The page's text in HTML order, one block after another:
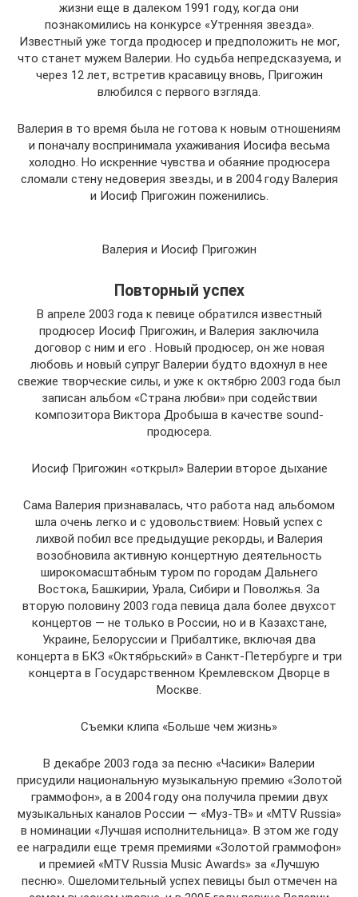
жизни еще в далеком 1991 году, когда они
познакомились на конкурсе «Утренняя звезда».
Известный уже тогда продюсер и предположить не мог,
что станет мужем Валерии. Но судьба непредсказуема, и
через 12 лет, встретив красавицу вновь, Пригожин
влюбился с первого взгляда.
Валерия в то время была не готова к новым отношениям
и поначалу воспринимала ухаживания Иосифа весьма
холодно. Но искренние чувства и обаяние продюсера
сломали стену недоверия звезды, и в 2004 году Валерия
и Иосиф Пригожин поженились.
Валерия и Иосиф Пригожин
Повторный успех
В апреле 2003 года к певице обратился известный
продюсер Иосиф Пригожин, и Валерия заключила
договор с ним и его . Новый продюсер, он же новая
любовь и новый супруг Валерии будто вдохнул в нее
свежие творческие силы, и уже к октябрю 2003 года был
записан альбом «Страна любви» при содействии
композитора Виктора Дробыша в качестве sound-
продюсера.
Иосиф Пригожин «открыл» Валерии второе дыхание
Сама Валерия признавалась, что работа над альбомом
шла очень легко и с удовольствием: Новый успех с
лихвой побил все предыдущие рекорды, и Валерия
возобновила активную концертную деятельность
широкомасштабным туром по городам Дальнего
Востока, Башкирии, Урала, Сибири и Поволжья. За
вторую половину 2003 года певица дала более двухсот
концертов — не только в России, но и в Казахстане,
Украине, Белоруссии и Прибалтике, включая два
концерта в БКЗ «Октябрьский» в Санкт-Петербурге и три
концерта в Государственном Кремлевском Дворце в
Москве.
Съемки клипа «Больше чем жизнь»
В декабре 2003 года за песню «Часики» Валерии
присудили национальную музыкальную премию «Золотой
граммофон», а в 2004 году она получила премии двух
музыкальных каналов России — «Муз-ТВ» и «MTV Russia»
в номинации «Лучшая исполнительница». В этом же году
ее наградили еще тремя премиями «Золотой граммофон»
и премией «MTV Russia Music Awards» за «Лучшую
песню». Ошеломительный успех певицы был отмечен на